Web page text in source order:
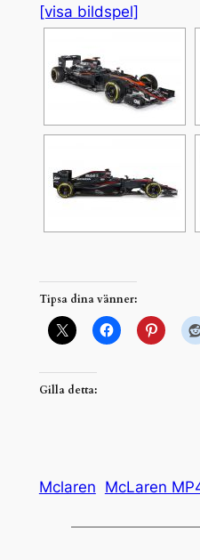
[visa bildspel]
Tipsa dina vänner:
Gilla detta:
Mclaren McLaren